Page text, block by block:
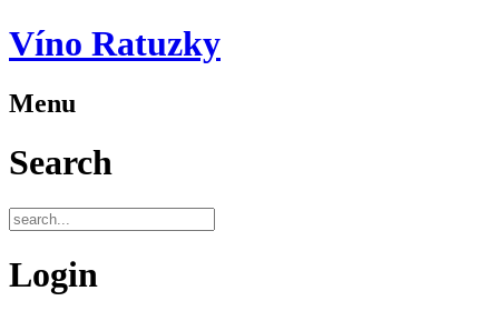
Víno Ratuzky
Menu
Search
Login